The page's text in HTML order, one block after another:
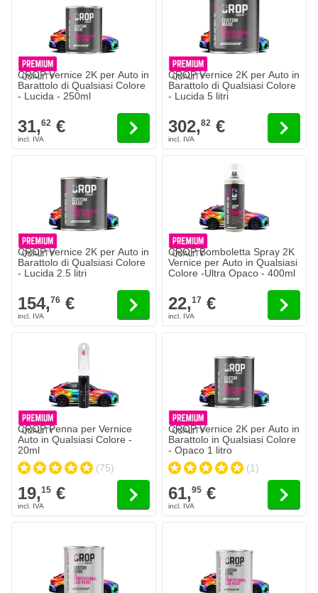
CROP Vernice 2K per Auto in
Barattolo di Qualsiasi Colore
- Lucida - 250ml
31,62 €
CROP Vernice 2K per Auto in
Barattolo di Qualsiasi Colore
- Lucida 5 litri
302,82 €
CROP Vernice 2K per Auto in
Barattolo di Qualsiasi Colore
- Lucida 2.5 litri
154,76 €
CROP Bomboletta Spray 2K
Vernice per Auto in Qualsiasi
Colore -Ultra Opaco - 400ml
22,17 €
CROP Penna per Vernice
Auto in Qualsiasi Colore -
20ml
(75)
19,15 €
CROP Vernice 2K per Auto in
Barattolo in Qualsiasi Colore
- Opaco 1 litro
(1)
61,95 €